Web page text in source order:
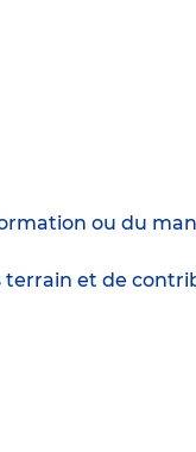
ou du
terrain et de